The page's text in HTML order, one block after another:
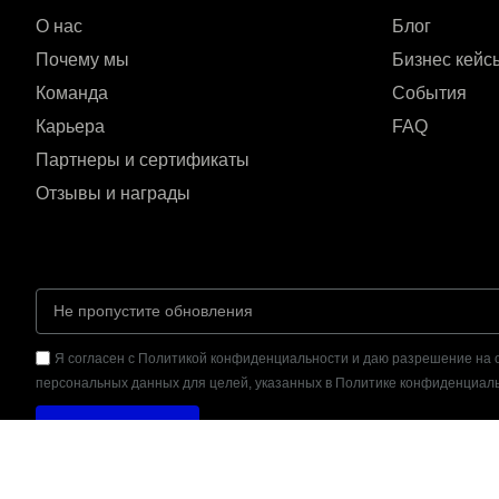
О нас
Почему мы
Команда
Карьера
Партнеры и сертификаты
Отзывы и награды
Блог
Бизнес
События
FAQ
Я согласен с Политикой конфиденциальности и даю разрешение на
персональных данных для целей, указанных в Политике